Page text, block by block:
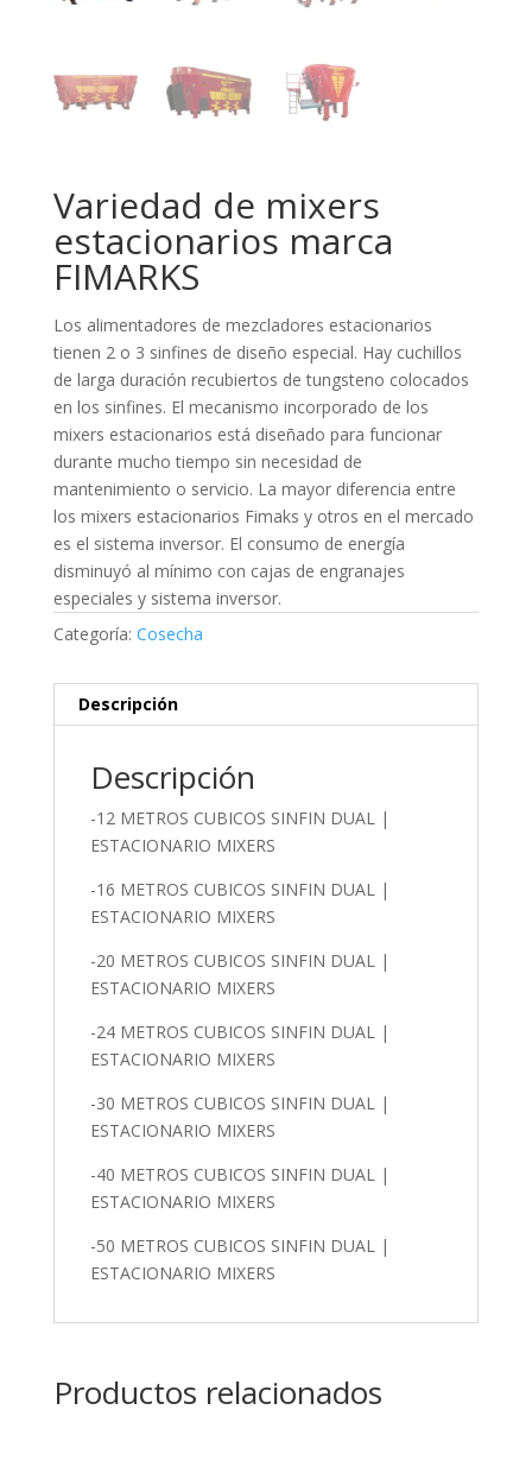
Variedad de mixers
estacionarios marca
FIMARKS
Los alimentadores de mezcladores estacionarios
tienen 2 o 3 sinfines de diseño especial. Hay cuchillos
de larga duración recubiertos de tungsteno colocados
en los sinfines. El mecanismo incorporado de los
mixers estacionarios está diseñado para funcionar
durante mucho tiempo sin necesidad de
mantenimiento o servicio. La mayor diferencia entre
los mixers estacionarios Fimaks y otros en el mercado
es el sistema inversor. El consumo de energía
disminuyó al mínimo con cajas de engranajes
especiales y sistema inversor.
Categoría: Cosecha
Descripción
Descripción
-12 METROS CUBICOS SINFIN DUAL |
ESTACIONARIO MIXERS
-16 METROS CUBICOS SINFIN DUAL |
ESTACIONARIO MIXERS
-20 METROS CUBICOS SINFIN DUAL |
ESTACIONARIO MIXERS
-24 METROS CUBICOS SINFIN DUAL |
ESTACIONARIO MIXERS
-30 METROS CUBICOS SINFIN DUAL |
ESTACIONARIO MIXERS
-40 METROS CUBICOS SINFIN DUAL |
ESTACIONARIO MIXERS
-50 METROS CUBICOS SINFIN DUAL |
ESTACIONARIO MIXERS
Productos relacionados